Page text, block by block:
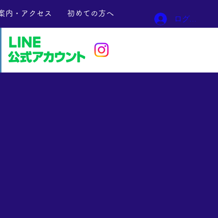
内・アクセス 初めての方へ
ログイン